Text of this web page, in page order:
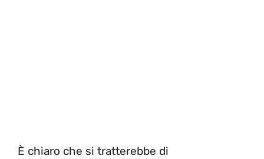
È chiaro che si tratterebbe di